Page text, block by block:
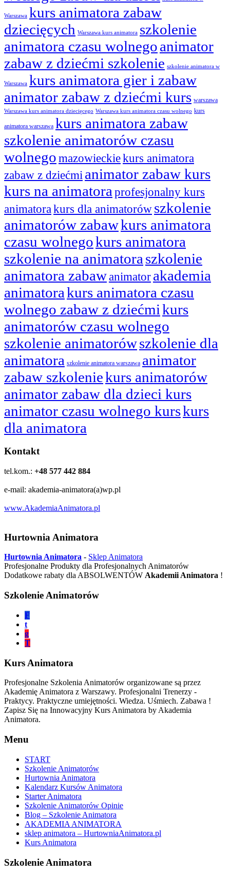
Warszawa kurs animatora zabaw
dziecięcych Warszawa kurs animatora szkolenie
animatora czasu wolnegoanimator
zabaw z dziećmi szkolenie szkolenie animatora w
Warszawa kurs animatora gier i zabaw
animator zabaw z dziećmi kurs warszawa
Warszawa kurs animatora dziecięcego Warszawa kurs animatora czasu wolnego kurs
animatora warszawa kurs animatora zabaw
szkolenie animatorów czasu
wolnego mazowieckiekurs animatora
zabaw z dziećmi animator zabaw kurs
kurs na animatora profesjonalny kurs
animatora kurs dla animatorów szkolenie
animatorów zabawkurs animatora
czasu wolnegokurs animatora
szkolenie na animatora szkolenie
animatora zabawanimator akademia
animatorakurs animatora czasu
wolnego zabaw z dziećmikurs
animatorów czasu wolnego
szkolenie animatorówszkolenie dla
animatora szkolenie animatora warszawa animator
zabaw szkoleniekurs animatorów
animator zabaw dla dzieci kurs
animator czasu wolnego kurskurs
dla animatora
Kontakt
tel.kom.: +48 577 442 884
e-mail: akademia-animatora(a)wp.pl
www.AkademiaAnimatora.pl
Hurtownia Animatora
Hurtownia Animatora - Sklep Animatora
Profesjonalne Produkty dla Profesjonalnych Animatorów
Dodatkowe rabaty dla ABSOLWENTÓW Akademii Animatora !
Szkolenie Animatorów
F
t
g
T
Kurs Animatora
Profesjonalne Szkolenia Animatorów organizowane są przez
Akademię Animatora z Warszawy. Profesjonalni Trenerzy -
Praktycy. Praktyczne umiejętności. Wiedza. Uśmiech. Zabawa !
Zapisz Się na Innowacyjny Kurs Animatora by Akademia
Animatora.
Menu
START
Szkolenie Animatorów
Hurtownia Animatora
Kalendarz Kursów Animatora
Starter Animatora
Szkolenie Animatorów Opinie
Blog – Szkolenie Animatora
AKADEMIA ANIMATORA
sklep animatora – HurtowniaAnimatora.pl
Kurs Animatora
Szkolenie Animatora